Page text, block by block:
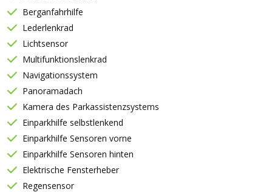
Berganfahrhilfe
Lederlenkrad
Lichtsensor
Multifunktionslenkrad
Navigationssystem
Panoramadach
Kamera des Parkassistenzsystems
Einparkhilfe selbstlenkend
Einparkhilfe Sensoren vorne
Einparkhilfe Sensoren hinten
Elektrische Fensterheber
Regensensor